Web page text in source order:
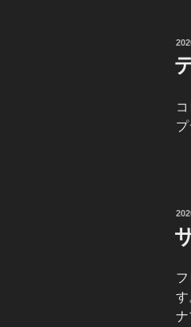
投
日:
投
日:
す
ナ